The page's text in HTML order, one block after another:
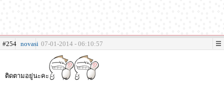
#254 novasi 07-01-2014 - 06:10:57
ติดตามอยู่นะคะ